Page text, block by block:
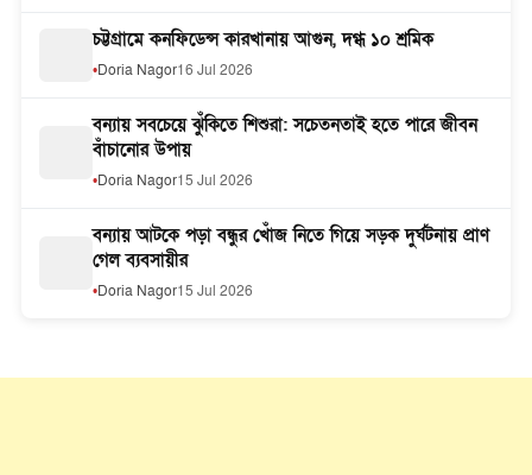
চট্টগ্রামে কনফিডেন্স কারখানায় আগুন, দগ্ধ ১০ শ্রমিক
Doria Nagor16 Jul 2026
বন্যায় সবচেয়ে ঝুঁকিতে শিশুরা: সচেতনতাই হতে পারে জীবন
বাঁচানোর উপায়
Doria Nagor15 Jul 2026
বন্যায় আটকে পড়া বন্ধুর খোঁজ নিতে গিয়ে সড়ক দুর্ঘটনায় প্রাণ
গেল ব্যবসায়ীর
Doria Nagor15 Jul 2026